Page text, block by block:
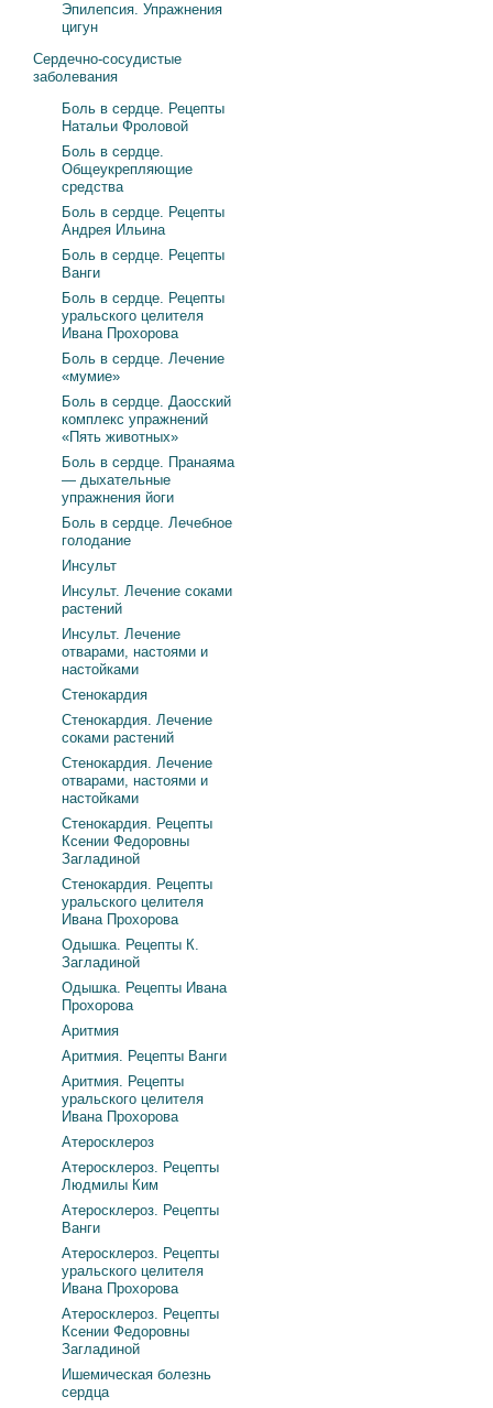
Эпилепсия. Упражнения
цигун
Сердечно-сосудистые
заболевания
Боль в сердце. Рецепты
Натальи Фроловой
Боль в сердце.
Общеукрепляющие
средства
Боль в сердце. Рецепты
Андрея Ильина
Боль в сердце. Рецепты
Ванги
Боль в сердце. Рецепты
уральского целителя
Ивана Прохорова
Боль в сердце. Лечение
«мумие»
Боль в сердце. Даосский
комплекс упражнений
«Пять животных»
Боль в сердце. Пранаяма
— дыхательные
упражнения йоги
Боль в сердце. Лечебное
голодание
Инсульт
Инсульт. Лечение соками
растений
Инсульт. Лечение
отварами, настоями и
настойками
Стенокардия
Стенокардия. Лечение
соками растений
Стенокардия. Лечение
отварами, настоями и
настойками
Стенокардия. Рецепты
Ксении Федоровны
Загладиной
Стенокардия. Рецепты
уральского целителя
Ивана Прохорова
Одышка. Рецепты К.
Загладиной
Одышка. Рецепты Ивана
Прохорова
Аритмия
Аритмия. Рецепты Ванги
Аритмия. Рецепты
уральского целителя
Ивана Прохорова
Атеросклероз
Атеросклероз. Рецепты
Людмилы Ким
Атеросклероз. Рецепты
Ванги
Атеросклероз. Рецепты
уральского целителя
Ивана Прохорова
Атеросклероз. Рецепты
Ксении Федоровны
Загладиной
Ишемическая болезнь
сердца